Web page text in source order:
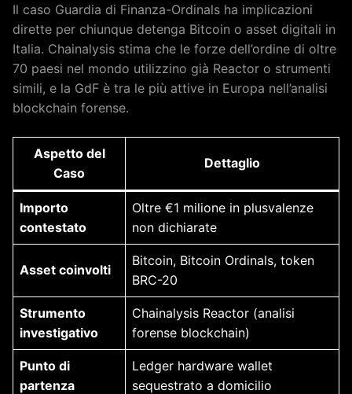
Il caso Guardia di Finanza-Ordinals ha implicazioni
dirette per chiunque detenga Bitcoin o asset digitali in
Italia. Chainalysis stima che le forze dell’ordine di oltre
70 paesi nel mondo utilizzino già Reactor o strumenti
simili, e la GdF è tra le più attive in Europa nell’analisi
blockchain forense.
Aspetto del
Caso
Dettaglio
Importo
contestato
Oltre €1 milione in plusvalenze
non dichiarate
Asset coinvolti
Bitcoin, Bitcoin Ordinals, token
BRC-20
Strumento
investigativo
Chainalysis Reactor (analisi
forense blockchain)
Punto di
partenza
Ledger hardware wallet
sequestrato a domicilio